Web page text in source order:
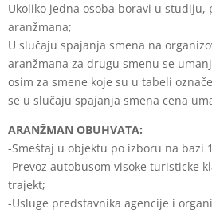
Ukoliko jedna osoba boravi u studiju,
aranžmana;
U slučaju spajanja smena na
aranžmana za drugu smenu se
osim za smene koje su u tabeli
se u slučaju spajanja smena cena
ARANŽMAN OBUHVATA:
-Smeštaj u objektu po izboru na bazi
-Prevoz autobusom visoke turisticke
trajekt;
-Usluge predstavnika agencije i